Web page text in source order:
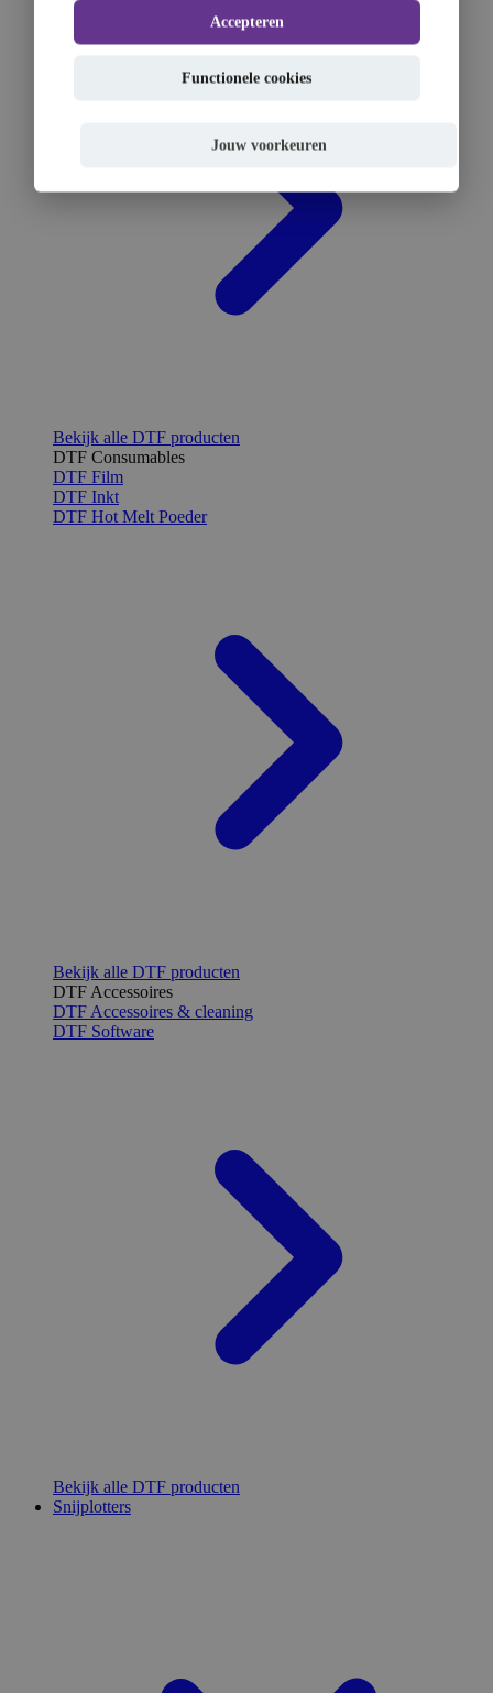
Bekijk alle DTF producten
DTF Consumables
DTF Film
DTF Inkt
DTF Hot Melt Poeder
Bekijk alle DTF producten
DTF Accessoires
DTF Accessoires & cleaning
DTF Software
Bekijk alle DTF producten
Snijplotters
Accepteren
Functionele cookies
Jouw voorkeuren